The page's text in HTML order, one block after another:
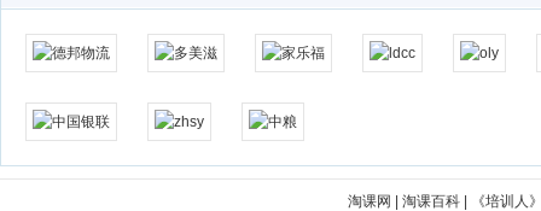
淘课网 淘课百科|
《培训人